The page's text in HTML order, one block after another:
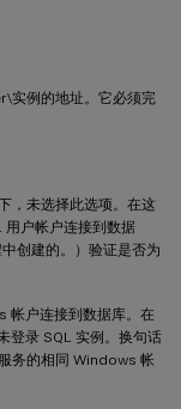
实例的地址。它必须完
，未选择此选项。在这
户帐户连接到数据
创建的。）验证是否为
帐户连接到数据库。在
登录 SQL 实例。换句话
务的相同 Windows 帐